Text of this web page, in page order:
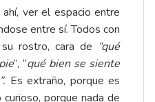
ver el espacio entre
entre sí. Todos con
rostro, cara de “qué
”, “qué bien se siente
Es extraño, porque es
porque nada de